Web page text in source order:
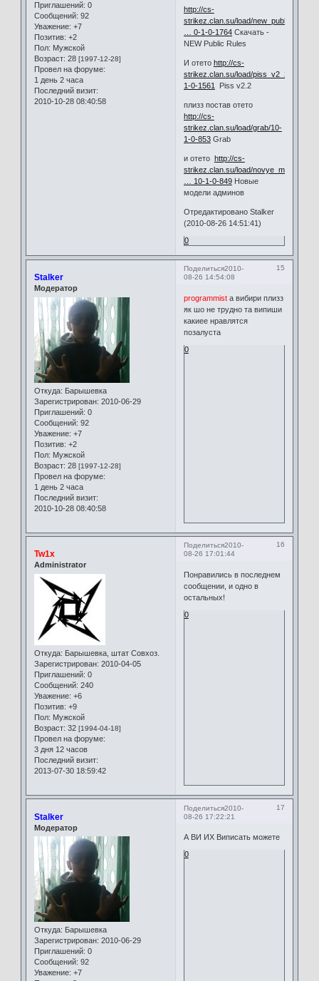
Приглашений: 0
Сообщений: 92
Уважение: +7
Позитив: +2
Пол: Мужской
Возраст: 28 [1997-12-28]
Провел на форуме:
1 день 2 часа
Последний визит:
2010-10-28 08:40:58
http://cs-
strikez.clan.su/load/new_publ
… 0-1-0-1764Скачать -
NEW Public Rules
И отето http://cs-
strikez.clan.su/load/piss_v2_2/10-
1-0-1561
Piss v2.2
плизз постав отето
http://cs-
strikez.clan.su/load/grab/10-
1-0-853Grab
и отето http://cs-
strikez.clan.su/load/novye_mo
… 10-1-0-849Новые
модели админов
Отредактировано Stalker
(2010-08-26 14:51:41)
0
Поделиться 15
2010-
08-26 14:54:08
Stalker
Модератор
Откуда: Барышевка
Зарегистрирован: 2010-06-29
Приглашений: 0
Сообщений: 92
Уважение: +7
Позитив: +2
Пол: Мужской
Возраст: 28 [1997-12-28]
Провел на форуме:
1 день 2 часа
Последний визит:
2010-10-28 08:40:58
programmistа вибири плизз
як шо не трудно та випиши
какиее нравлятся
позалуста
0
Поделиться 16
2010-
08-26 17:01:44
Tw1x
Administrator
Откуда: Барышевка, штат Совхоз.
Зарегистрирован: 2010-04-05
Приглашений: 0
Сообщений: 240
Уважение: +6
Позитив: +9
Пол: Мужской
Возраст: 32 [1994-04-18]
Провел на форуме:
3 дня 12 часов
Последний визит:
2013-07-30 18:59:42
Понравились в последнем
сообщении, и одно в
остальных!
0
Поделиться 17
2010-
08-26 17:22:21
Stalker
Модератор
Откуда: Барышевка
Зарегистрирован: 2010-06-29
Приглашений: 0
Сообщений: 92
Уважение: +7
А ВИ ИХ Виписать можете
0